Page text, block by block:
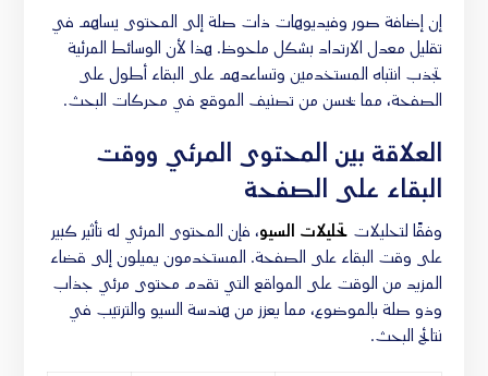
إن إضافة صور وفيديوهات ذات صلة إلى المحتوى يساهم في
تقليل معدل الارتداد بشكل ملحوظ. هذا لأن الوسائط المرئية
تجذب انتباه المستخدمين وتساعدهم على البقاء أطول على
الصفحة، مما يحسن من تصنيف الموقع في محركات البحث.
العلاقة بين المحتوى المرئي ووقت
البقاء على الصفحة
وفقًا لتحليلات تحليلات السيو، فإن المحتوى المرئي له تأثير كبير
على وقت البقاء على الصفحة. المستخدمون يميلون إلى قضاء
المزيد من الوقت على المواقع التي تقدم محتوى مرئي جذاب
وذو صلة بالموضوع، مما يعزز من هندسة السيو والترتيب في
نتائج البحث.